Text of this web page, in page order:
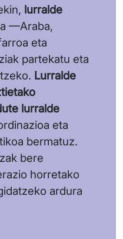
lurralde
—Araba,
eta
partekatu eta
Lurralde
lurralde
eta
bermatuz.
bere
horretako
ardura